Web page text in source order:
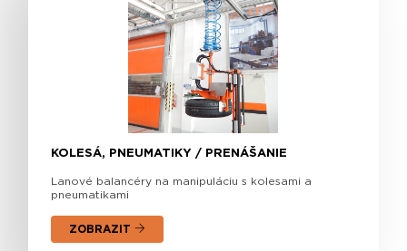
KOLESÁ, PNEUMATIKY / PRENÁŠANIE
Lanové balancéry na manipuláciu s kolesami a
pneumatikami
ZOBRAZIT